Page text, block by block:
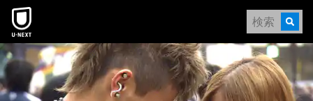
本文へスキップ